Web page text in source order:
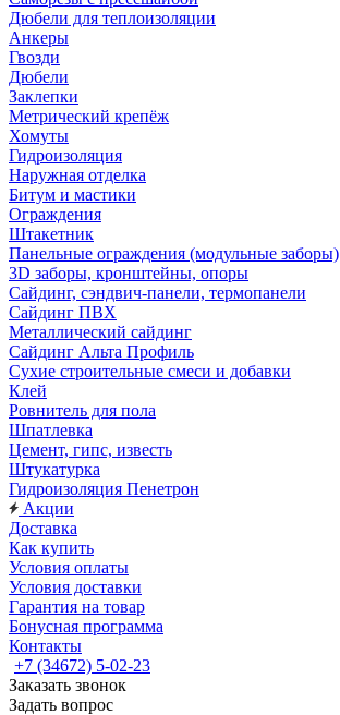
Дюбели для теплоизоляции
Анкеры
Гвозди
Дюбели
Заклепки
Метрический крепёж
Хомуты
Гидроизоляция
Наружная отделка
Битум и мастики
Ограждения
Штакетник
Панельные ограждения (модульные заборы)
3D заборы, кронштейны, опоры
Cайдинг, сэндвич-панели, термопанели
Сайдинг ПВХ
Металлический сайдинг
Сайдинг Альта Профиль
Сухие строительные смеси и добавки
Клей
Ровнитель для пола
Шпатлевка
Цемент, гипс, известь
Штукатурка
Гидроизоляция Пенетрон
Акции
Доставка
Как купить
Условия оплаты
Условия доставки
Гарантия на товар
Бонусная программа
Контакты
+7 (34672) 5-02-23
Заказать звонок
Задать вопрос